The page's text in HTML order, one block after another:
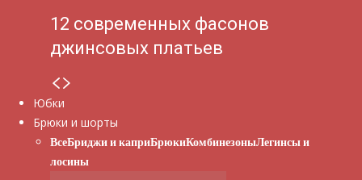
12 современных фасонов
джинсовых платьев
Юбки
Брюки и шорты
ВсеБриджи и каприБрюкиКомбинезоныЛегинсы и
лосины